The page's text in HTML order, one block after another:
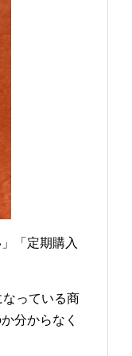
「定期購入
っている商
分からなく